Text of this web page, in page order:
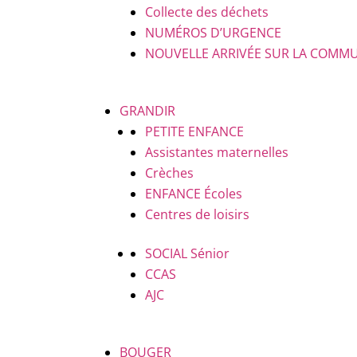
Collecte des déchets
NUMÉROS D’URGENCE
NOUVELLE ARRIVÉE SUR LA
GRANDIR
PETITE ENFANCE
Assistantes maternelles
Crèches
ENFANCE Écoles
Centres de loisirs
SOCIAL Sénior
CCAS
AJC
BOUGER